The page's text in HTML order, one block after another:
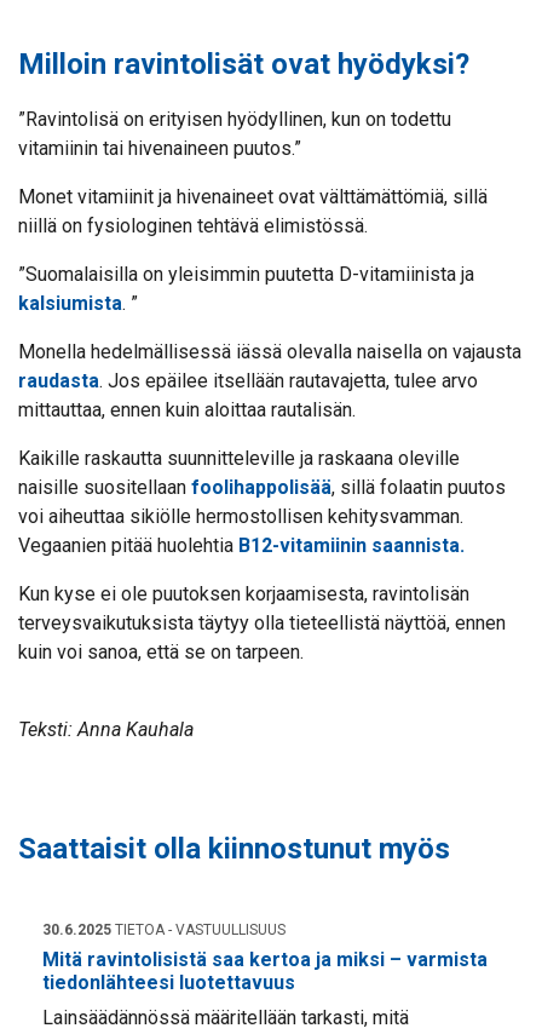
Milloin ravintolisät ovat hyödyksi?
”Ravintolisä on erityisen hyödyllinen, kun on todettu
vitamiinin tai hivenaineen puutos.”
Monet vitamiinit ja hivenaineet ovat välttämättömiä, sillä
niillä on fysiologinen tehtävä elimistössä.
”Suomalaisilla on yleisimmin puutetta D-vitamiinista ja
kalsiumista. ”
Monella hedelmällisessä iässä olevalla naisella on vajausta
raudasta. Jos epäilee itsellään rautavajetta, tulee arvo
mittauttaa, ennen kuin aloittaa rautalisän.
Kaikille raskautta suunnitteleville ja raskaana oleville
naisille suositellaan foolihappolisää, sillä folaatin puutos
voi aiheuttaa sikiölle hermostollisen kehitysvamman.
Vegaanien pitää huolehtia B12-vitamiinin saannista.
Kun kyse ei ole puutoksen korjaamisesta, ravintolisän
terveysvaikutuksista täytyy olla tieteellistä näyttöä, ennen
kuin voi sanoa, että se on tarpeen.
Teksti: Anna Kauhala
Saattaisit olla kiinnostunut myös
30.6.2025 TIETOA - VASTUULLISUUS
Mitä ravintolisistä saa kertoa ja miksi – varmista
tiedonlähteesi luotettavuus
Lainsäädännössä määritellään tarkasti, mitä